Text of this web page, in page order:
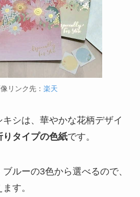
リンク先： 楽天
シは、華やかな花柄デザイ
りタイプの色紙です。
ルーの3色から選べるので、
す。